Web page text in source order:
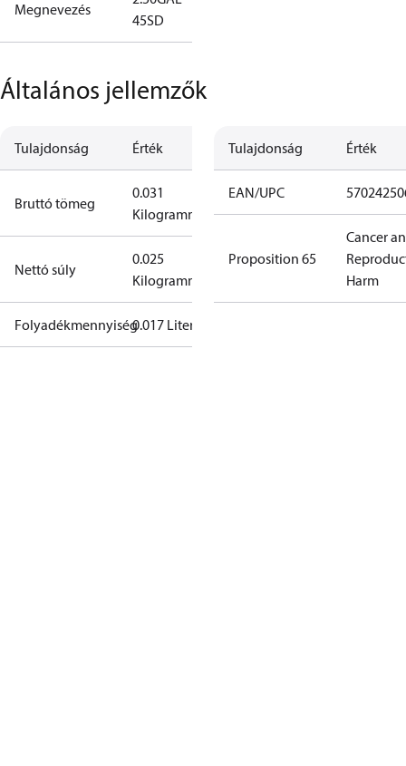
Megnevezés
45SD
Általános jellemzők
Tulajdonság Érték
Bruttó tömeg
0.031
Kilogramm
Nettó súly
0.025
Kilogramm
Folyadékmennyiség0.017 Liter
Tulajdonság Érték
EAN/UPC
Proposition 65
Cancer
Harm